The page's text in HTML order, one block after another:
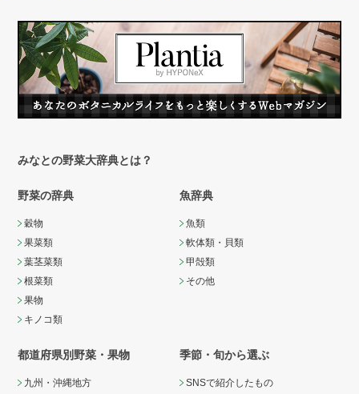
みなとの野菜大辞典とは？
野菜の辞典
穀物
果菜類
葉茎菜類
根菜類
果物
キノコ類
魚辞典
魚類
軟体類・貝類
甲殻類
その他
都道府県別野菜・果物
九州・沖縄地方
季節・旬から選ぶ
SNSで紹介したもの